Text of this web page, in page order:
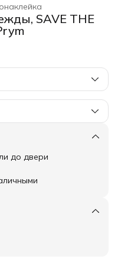
SAVE THE
до двери